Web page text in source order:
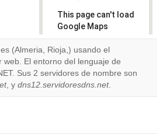
This page can't load
Google Maps
correctly.
Do you
own this
website?
OK
(Almeria, Rioja,) usando el
web. El entorno del lenguaje de
Sus 2 servidores de nombre son
, y dns12.servidoresdns.net.